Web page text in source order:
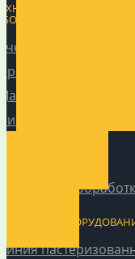
охлаждение
творога
сливочное
и